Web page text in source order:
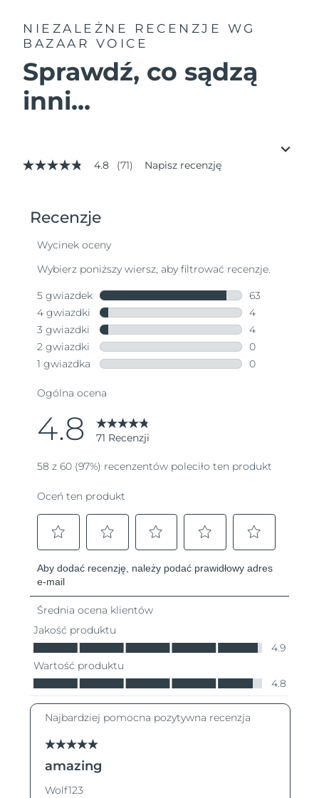
NIEZALEŻNE RECENZJE
WG
BAZAAR VOICE
Sprawdź, co sądzą
inni...
4.8
średnia
wartość
oceny.
Read
Reviews.
samej
strony.
4.8 (71) Napisz recenzję